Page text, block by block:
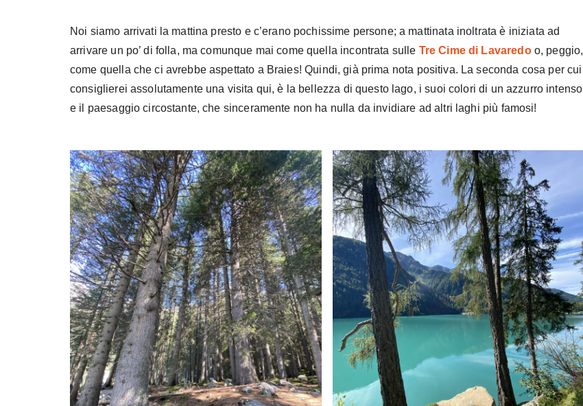
Noi siamo arrivati la mattina presto e c’erano pochissime persone; a mattinata inoltrata è iniziata ad
arrivare un po’ di folla, ma comunque mai come quella incontrata sulle Tre Cime di Lavaredoo, peggio,
come quella che ci avrebbe aspettato a Braies! Quindi, già prima nota positiva. La seconda cosa per cui
consiglierei assolutamente una visita qui, è la bellezza di questo lago, i suoi colori di un azzurro intenso
e il paesaggio circostante, che sinceramente non ha nulla da invidiare ad altri laghi più famosi!